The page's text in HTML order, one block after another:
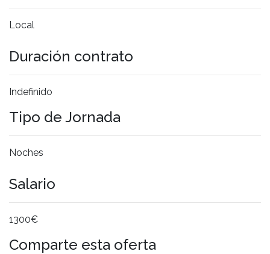
Local
Duración contrato
Indefinido
Tipo de Jornada
Noches
Salario
1300€
Comparte esta oferta